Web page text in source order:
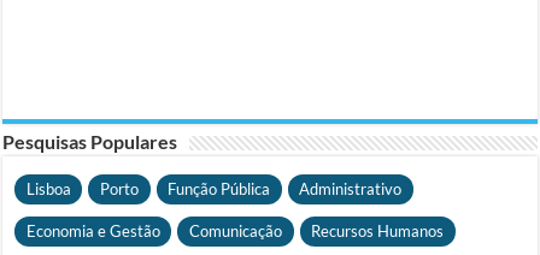
Pesquisas Populares
Lisboa Porto Função Pública Administrativo
Economia e Gestão Comunicação Recursos Humanos